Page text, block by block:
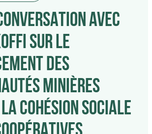
AVEC
SUR LE
DES
MINIÈRES
COHÉSION SOCIALE